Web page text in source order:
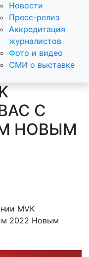
Новости
Пресс-релиз
Аккредитация
журналистов
Фото и видео
СМИ о выставке
С
НОВЫМ
MVK
2022 Новым